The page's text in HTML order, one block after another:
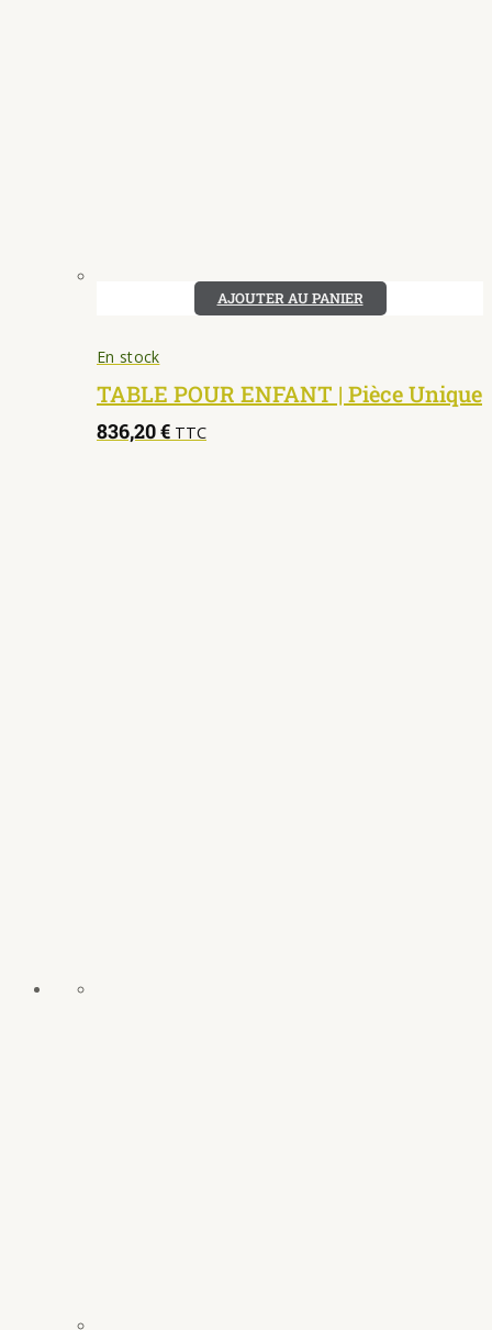
AJOUTER AU PANIER
TABLE POUR ENFANT | Pièce Unique
836,20€ TTC
En stock